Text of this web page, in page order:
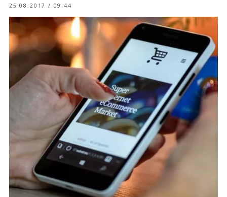
25.08.2017 / 09:44